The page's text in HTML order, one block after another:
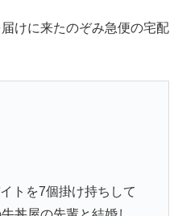
けに来たのぞみ急便の宅配
トを7個掛け持ちして